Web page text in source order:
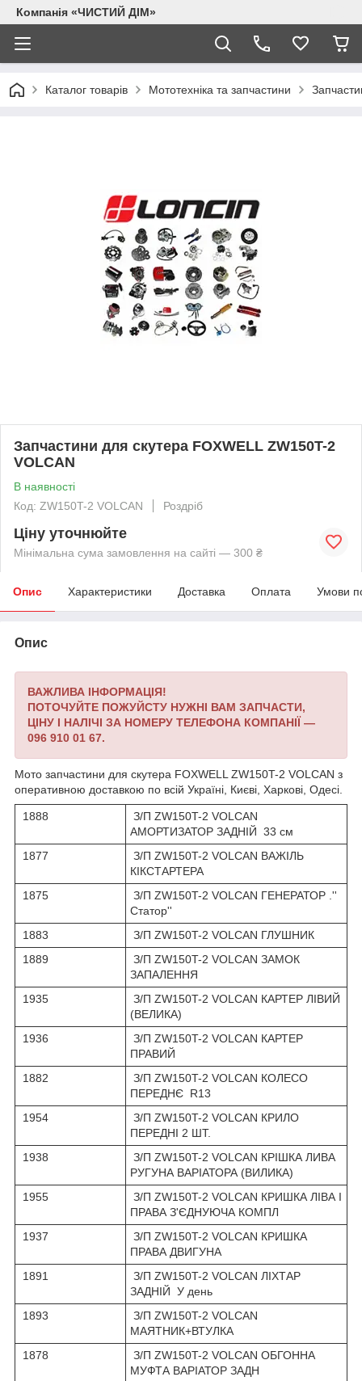
Компанія «ЧИСТИЙ ДІМ»
Каталог товарів Мототехніка та запчастини
Запчастини для скутера FOXWELL ZW150T-2
VOLCAN
В наявності
Код: ZW150T-2 VOLCAN
Роздріб
Ціну уточнюйте
Мінімальна сума замовлення на сайті — 300 ₴
Опис Характеристики Доставка Оплата Умови
Опис
ВАЖЛИВА ІНФОРМАЦІЯ!
ПОТОЧУЙТЕ ПОЖУЙСТУ НУЖНІ ВАМ ЗАПЧАСТИ,
ЦІНУ І НАЛІЧІ ЗА НОМЕРУ ТЕЛЕФОНА КОМПАНІЇ —
096 910 01 67.
Мото запчастини для скутера FOXWELL ZW150T-2 VOLCAN з
оперативною доставкою по всій Україні, Києві, Харкові, Одесі.
1888
З/П ZW150T-2 VOLCAN
АМОРТИЗАТОР ЗАДНІЙ 33 см
1877
З/П ZW150T-2 VOLCAN ВАЖІЛЬ
КІКСТАРТЕРА
1875
З/П ZW150T-2 VOLCAN ГЕНЕРАТОР .''
Статор''
1883
З/П ZW150T-2 VOLCAN ГЛУШНИК
1889
З/П ZW150T-2 VOLCAN ЗАМОК
ЗАПАЛЕННЯ
1935
З/П ZW150T-2 VOLCAN КАРТЕР ЛІВИЙ
(ВЕЛИКА)
1936
З/П ZW150T-2 VOLCAN КАРТЕР
ПРАВИЙ
1882
З/П ZW150T-2 VOLCAN КОЛЕСО
ПЕРЕДНЄ R13
1954
З/П ZW150T-2 VOLCAN КРИЛО
ПЕРЕДНІ 2 ШТ.
1938
З/П ZW150T-2 VOLCAN КРІШКА ЛИВА
РУГУНА ВАРІАТОРА (ВИЛИКА)
1955
З/П ZW150T-2 VOLCAN КРИШКА ЛІВА І
ПРАВА З'ЄДНУЮЧА КОМПЛ
1937
З/П ZW150T-2 VOLCAN КРИШКА
ПРАВА ДВИГУНА
1891
З/П ZW150T-2 VOLCAN ЛІХТАР
ЗАДНІЙ У день
1893
З/П ZW150T-2 VOLCAN
МАЯТНИК+ВТУЛКА
1878
З/П ZW150T-2 VOLCAN ОБГОННА
МУФТА ВАРІАТОР ЗАДН